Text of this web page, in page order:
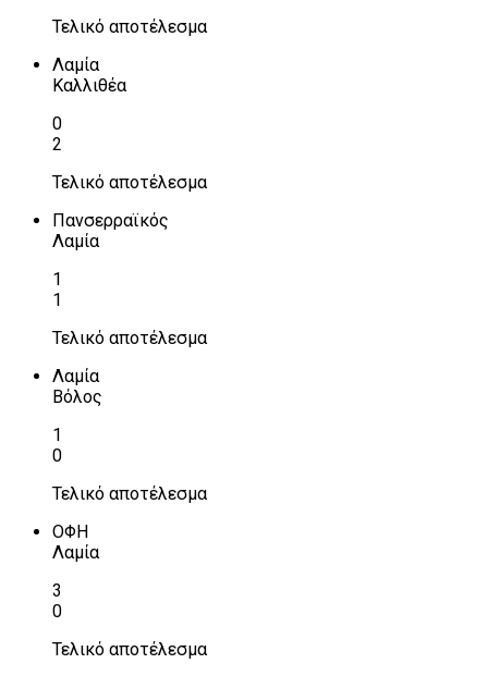
Τελικό αποτέλεσμα
Λαμία
Καλλιθέα
0
2
Τελικό αποτέλεσμα
Πανσερραϊκός
Λαμία
1
1
Τελικό αποτέλεσμα
Λαμία
Βόλος
1
0
Τελικό αποτέλεσμα
ΟΦΗ
Λαμία
3
0
Τελικό αποτέλεσμα